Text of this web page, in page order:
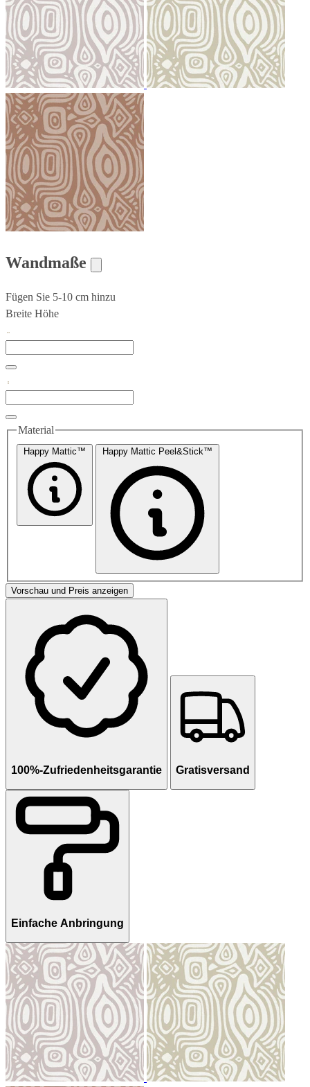
Wandmaße
Fügen Sie 5-10 cm hinzu
Breite Höhe
Material
Happy Mattic™ Happy Mattic Peel&Stick™
Vorschau und Preis anzeigen
100%-Zufriedenheitsgarantie Gratisversand
Einfache Anbringung